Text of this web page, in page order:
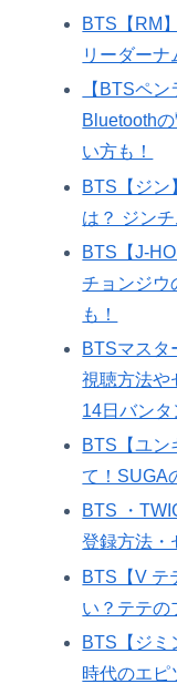
BTS【RM
リーダーナ
【BTSペ
Bluetooth
い方も！
BTS【ジン
は？ ジン
BTS【J-
チョンジウ
も！
BTSマスタ
視聴方法や
14日バンタ
BTS【ユン
て！SUGA
BTS ・
登録方法・
BTS【V テ
い？テテの
BTS【ジミ
時代のエピ